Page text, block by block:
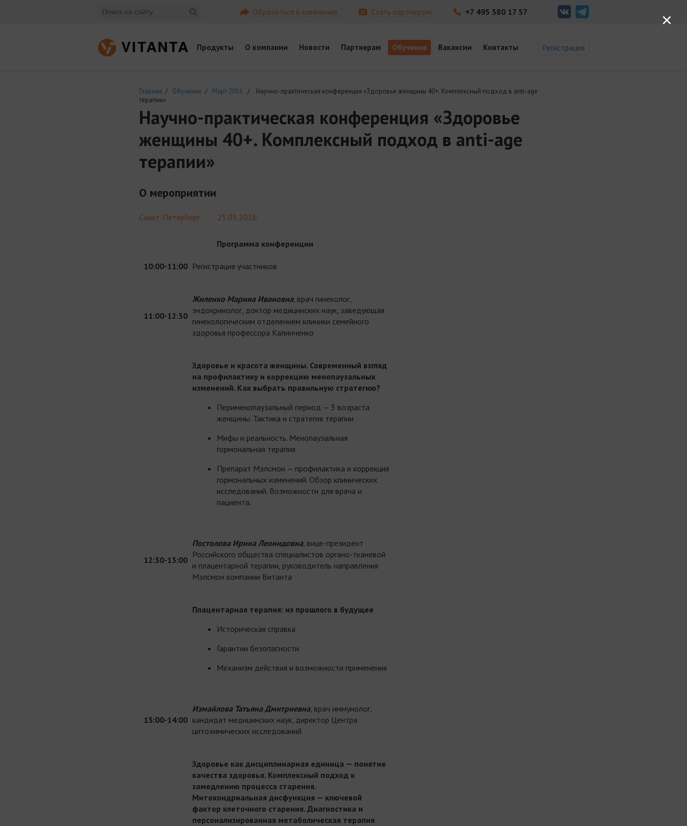
Обратиться в компанию Стать партнером +7 495 380 17 57
Продукты О компании Новости Партнерам Обучение Вакансии Контакты Регистрация
Главная / Обучение / Март 2016 / Научно-практическая конференция «Здоровье женщины 40+. Комплексный подход в anti-age
терапии»
Научно-практическая конференция «Здоровье
женщины 40+. Комплексный подход в anti-age
терапии»
О мероприятии
Санкт-Петерберг 25.03.2016
Программа конференции
10:00-11:00 Регистрация участников
11:00-12:30
Жиленко Марина Ивановна, врач гинеколог,
эндокринолог, доктор медицинских наук, заведующая
гинекологическим отделением клиники семейного
здоровья профессора Калинченко
Здоровье и красота женщины. Современный взгляд
на профилактику и коррекцию менопаузальных
изменений. Как выбрать правильную стратегию?
Перименопаузальный период — 3 возраста
женщины. Тактика и стратегия терапии
Мифы и реальность. Менопаузальная
гормональная терапия
Препарат Мэлсмон — профилактика и коррекция
гормональных изменений. Обзор клинических
исследований. Возможности для врача и
пациента.
12:30-13:00
Постолова Ирина Леонидовна, вице-президент
Российского общества специалистов органо-тканевой
и плацентарной терапии, руководитель направления
Мэлсмон компании Витанта
Плацентарная терапия: из прошлого в будущее
Историческая справка
Гарантии безопасности
Механизм действия и возможности применения
13:00-14:00
Измайлова Татьяна Дмитриевна, врач иммунолог,
кандидат медицинских наук, директор Центра
цитохимических исследований
Здоровье как дисциплинарная единица — понятие
качества здоровья. Комплексный подход к
замедлению процесса старения.
Митохондриальная дисфункция — ключевой
фактор клеточного старения. Диагностика и
персонализированная метаболическая терапия
×